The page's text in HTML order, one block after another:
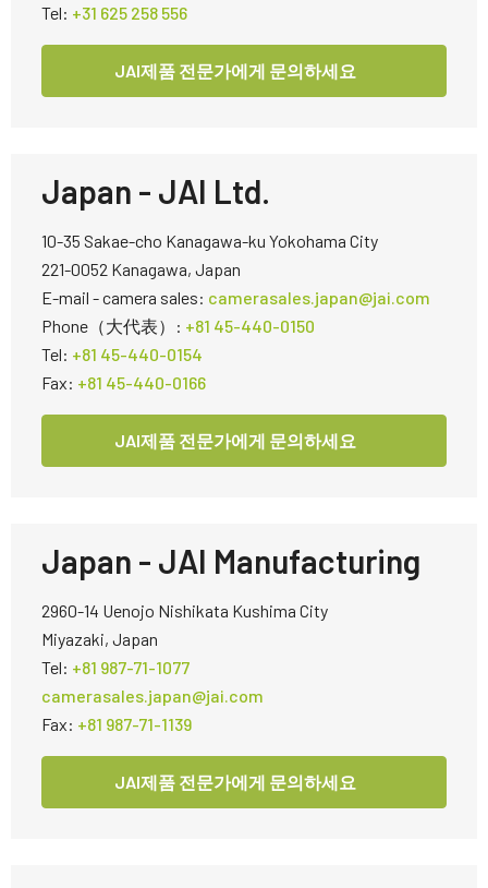
Tel: +31 625 258 556
JAI제품 전문가에게 문의하세요
Japan - JAI Ltd.
10-35 Sakae-cho Kanagawa-ku Yokohama City
221-0052 Kanagawa, Japan
E-mail - camera sales: camerasales.japan@jai.com
Phone（大代表）: +81 45-440-0150
Tel: +81 45-440-0154
Fax: +81 45-440-0166
JAI제품 전문가에게 문의하세요
Japan - JAI Manufacturing
2960-14 Uenojo Nishikata Kushima City
Miyazaki, Japan
Tel: +81 987-71-1077
camerasales.japan@jai.com
Fax: +81 987-71-1139
JAI제품 전문가에게 문의하세요